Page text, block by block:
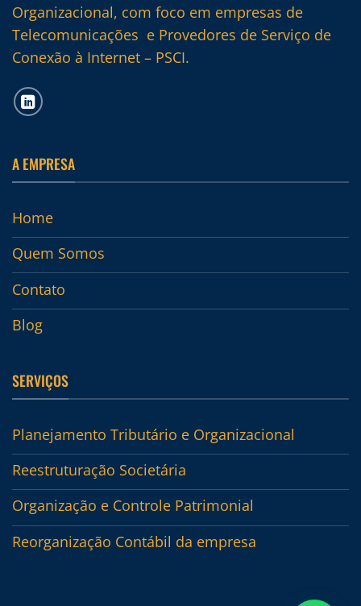
Organizacional, com foco em empresas de
Telecomunicações e Provedores de Serviço de
Conexão à Internet – PSCI.
A EMPRESA
Home
Quem Somos
Contato
Blog
SERVIÇOS
Planejamento Tributário e Organizacional
Reestruturação Societária
Organização e Controle Patrimonial
Reorganização Contábil da empresa